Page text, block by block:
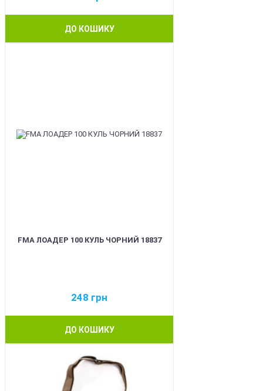
ДО КОШИКУ
FMA ЛОАДЕР 100 КУЛЬ ЧОРНИЙ 18837
248 грн
ДО КОШИКУ